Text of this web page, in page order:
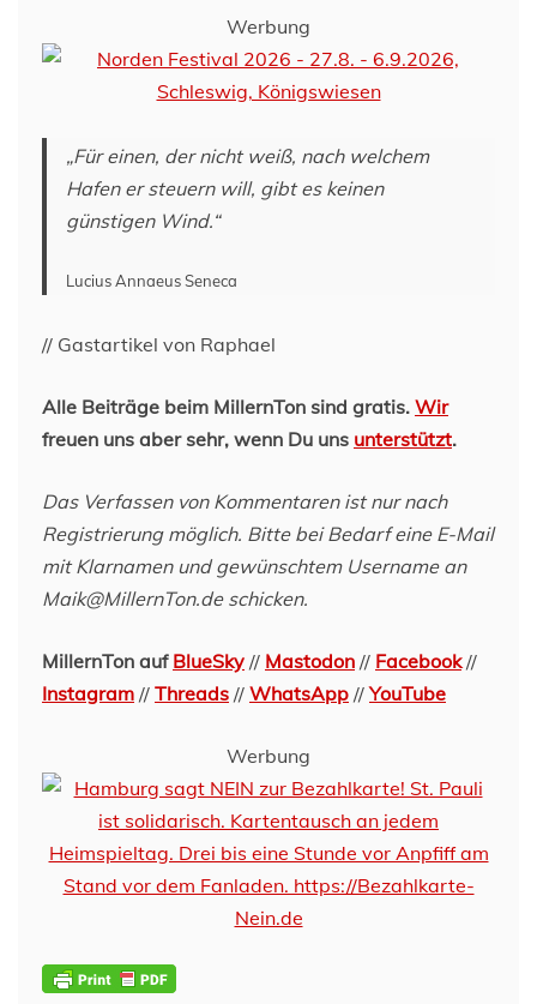
Werbung
„Für einen, der nicht weiß, nach welchem
Hafen er steuern will, gibt es keinen
günstigen Wind.“
Lucius Annaeus Seneca
// Gastartikel von Raphael
Alle Beiträge beim MillernTon sind gratis. Wir
freuen uns aber sehr, wenn Du uns unterstützt.
Das Verfassen von Kommentaren ist nur nach
Registrierung möglich. Bitte bei Bedarf eine E-Mail
mit Klarnamen und gewünschtem Username an
Maik@MillernTon.de schicken.
MillernTon auf BlueSky // Mastodon // Facebook//
Instagram // Threads // WhatsApp //YouTube
Werbung